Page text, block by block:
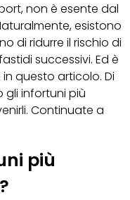
non è esente dal
esistono
di ridurre il rischio di
successivi. Ed è
questo articolo. Di
gli infortuni più
Continuate a
più